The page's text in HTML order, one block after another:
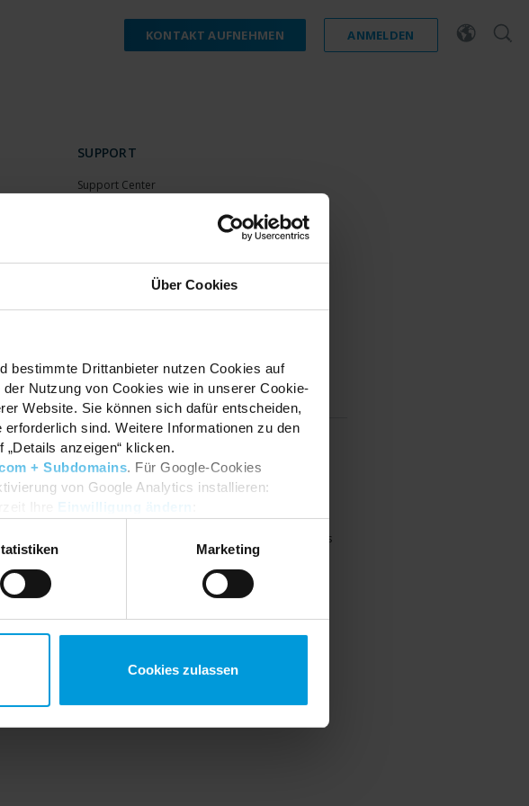
Über Cookies
bestimmte Drittanbieter nutzen Cookies auf
Nutzung von Cookies wie in unserer Cookie-
Website. Sie können sich dafür entscheiden,
sind. Weitere Informationen zu den
anzeigen“ klicken.
+ Subdomains. Für Google-Cookies
von Google Analytics installieren:
Einwilligung ändern
Marketing
Cookies zulassen
KONTAKT AUFNEHMEN ANMELDEN
SUPPORT
Support Center
Download latest Device Pack
Copyright © 2026 Milestone Systems A/S. All rights